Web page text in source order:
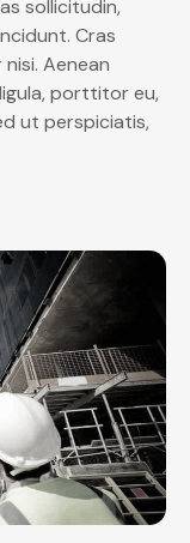
sollicitudin,
Cras
Aenean
porttitor eu,
ut perspiciatis,